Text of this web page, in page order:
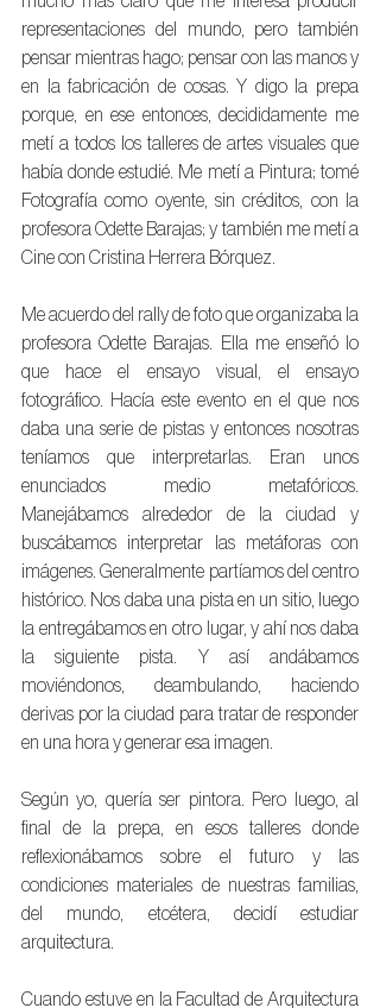
representaciones del mundo, pero también
pensar mientras hago; pensar con las manos y
en la fabricación de cosas. Y digo la prepa
porque, en ese entonces, decididamente me
metí a todos los talleres de artes visuales que
había donde estudié. Me metí a Pintura; tomé
Fotografía como oyente, sin créditos, con la
profesora Odette Barajas; y también me metí a
Cine con Cristina Herrera Bórquez.
Me acuerdo del rally de foto que organizaba la
profesora Odette Barajas. Ella me enseñó lo
que hace el ensayo visual, el ensayo
fotográfico. Hacía este evento en el que nos
daba una serie de pistas y entonces nosotras
teníamos que interpretarlas. Eran unos
enunciados medio metafóricos.
Manejábamos alrededor de la ciudad y
buscábamos interpretar las metáforas con
imágenes. Generalmente partíamos del centro
histórico. Nos daba una pista en un sitio, luego
la entregábamos en otro lugar, y ahí nos daba
la siguiente pista. Y así andábamos
moviéndonos, deambulando, haciendo
derivas por la ciudad para tratar de responder
en una hora y generar esa imagen.
Según yo, quería ser pintora. Pero luego, al
final de la prepa, en esos talleres donde
reflexionábamos sobre el futuro y las
condiciones materiales de nuestras familias,
del mundo, etcétera, decidí estudiar
arquitectura.
Cuando estuve en la Facultad de Arquitectura